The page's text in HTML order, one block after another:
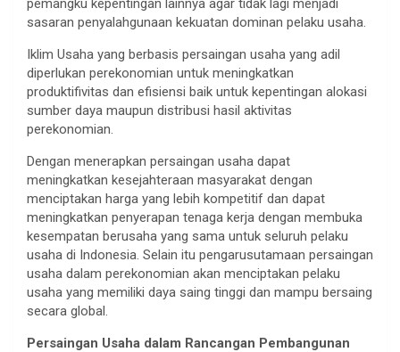
pemangku kepentingan lainnya agar tidak lagi menjadi
sasaran penyalahgunaan kekuatan dominan pelaku usaha.
Iklim Usaha yang berbasis persaingan usaha yang adil
diperlukan perekonomian untuk meningkatkan
produktifivitas dan efisiensi baik untuk kepentingan alokasi
sumber daya maupun distribusi hasil aktivitas
perekonomian.
Dengan menerapkan persaingan usaha dapat
meningkatkan kesejahteraan masyarakat dengan
menciptakan harga yang lebih kompetitif dan dapat
meningkatkan penyerapan tenaga kerja dengan membuka
kesempatan berusaha yang sama untuk seluruh pelaku
usaha di Indonesia. Selain itu pengarusutamaan persaingan
usaha dalam perekonomian akan menciptakan pelaku
usaha yang memiliki daya saing tinggi dan mampu bersaing
secara global.
Persaingan Usaha dalam Rancangan Pembangunan